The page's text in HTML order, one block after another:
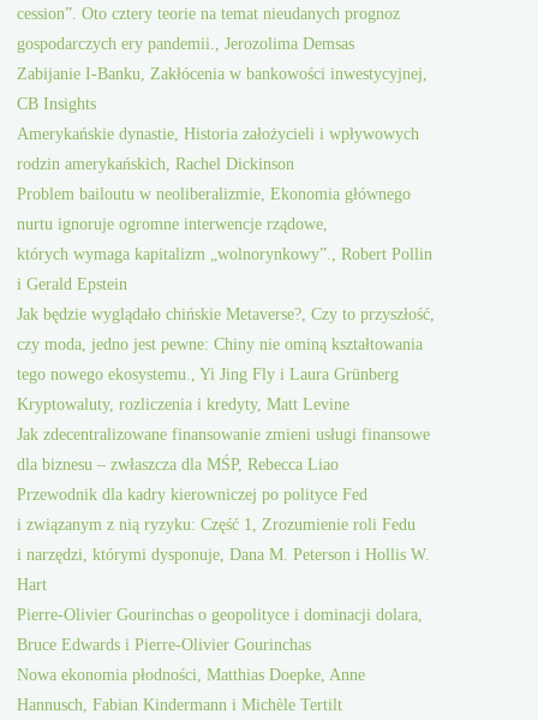
cession”. Oto cztery teorie na temat nieudanych prognoz
gospodarczych ery pandemii., Jerozolima Demsas
Zabijanie I-Banku, Zakłócenia w bankowości inwestycyjnej,
CB Insights
Amerykańskie dynastie, Historia założycieli i wpływowych
rodzin amerykańskich, Rachel Dickinson
Problem bailoutu w neoliberalizmie, Ekonomia głównego
nurtu ignoruje ogromne interwencje rządowe,
których wymaga kapitalizm „wolnorynkowy”., Robert Pollin
i Gerald Epstein
Jak będzie wyglądało chińskie Metaverse?, Czy to przyszłość,
czy moda, jedno jest pewne: Chiny nie ominą kształtowania
tego nowego ekosystemu., Yi Jing Fly i Laura Grünberg
Kryptowaluty, rozliczenia i kredyty, Matt Levine
Jak zdecentralizowane finansowanie zmieni usługi finansowe
dla biznesu – zwłaszcza dla MŚP, Rebecca Liao
Przewodnik dla kadry kierowniczej po polityce Fed
i związanym z nią ryzyku: Część 1, Zrozumienie roli Fedu
i narzędzi, którymi dysponuje, Dana M. Peterson i Hollis W.
Hart
Pierre-Olivier Gourinchas o geopolityce i dominacji dolara,
Bruce Edwards i Pierre-Olivier Gourinchas
Nowa ekonomia płodności, Matthias Doepke, Anne
Hannusch, Fabian Kindermann i Michèle Tertilt